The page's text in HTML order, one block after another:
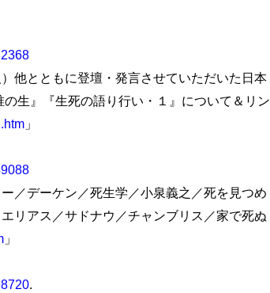
他とともに登壇・発言させていただいた日本
生』『生死の語り行い・１』について＆リン
」
デーケン／死生学／小泉義之／死を見つめ
リアス／サドナウ／チャンブリス／家で死ぬ
」
.